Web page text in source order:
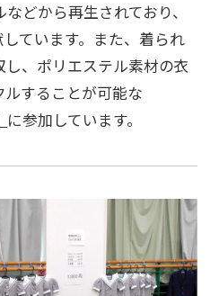
どから再生されており、
ています。また、着られ
、ポリエステル素材の衣
することが可能な
に参加しています。